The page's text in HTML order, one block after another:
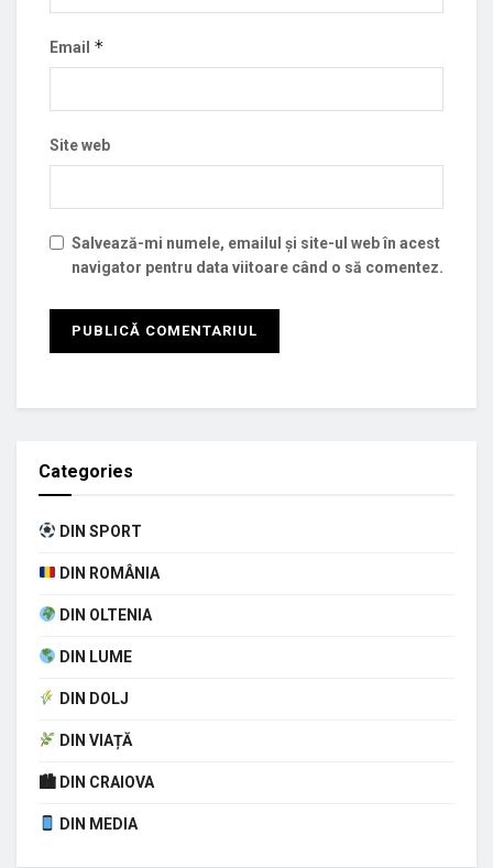
Email *
Site web
Salvează-mi numele, emailul și site-ul web în acest
navigator pentru data viitoare când o să comentez.
Categories
DIN SPORT
DIN ROMÂNIA
DIN OLTENIA
DIN LUME
DIN DOLJ
DIN VIAȚĂ
🏙 DIN CRAIOVA
DIN MEDIA